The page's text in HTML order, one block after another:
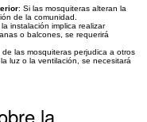
: Si las mosquiteras alteran la
de la comunidad.
la instalación implica realizar
o balcones, se requerirá
las mosquiteras perjudica a otros
luz o la ventilación, se necesitará
la